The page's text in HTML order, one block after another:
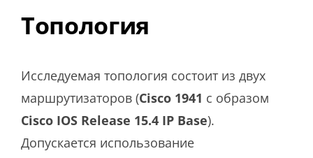
Топология
Исследуемая топология состоит из двух
маршрутизаторов (Cisco 1941 с образом
Cisco IOS Release 15.4 IP Base).
Допускается использование